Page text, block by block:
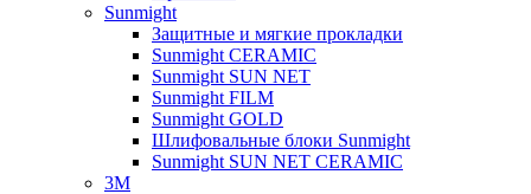
Sunmight
Защитные и мягкие прокладки
Sunmight CERAMIC
Sunmight SUN NET
Sunmight FILM
Sunmight GOLD
Шлифовальные блоки Sunmight
Sunmight SUN NET CERAMIC
3M